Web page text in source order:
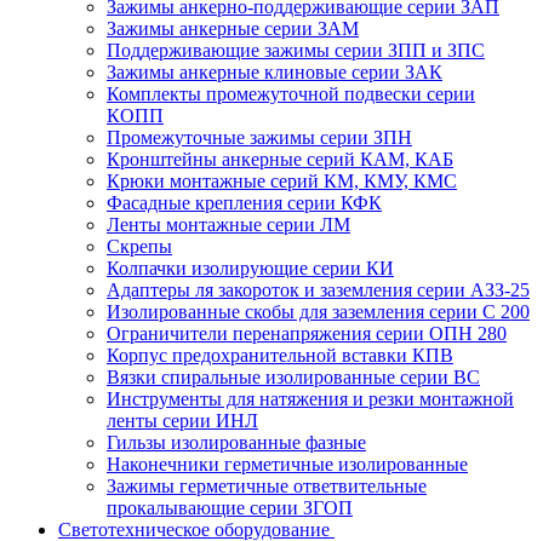
Зажимы анкерно-поддерживающие серии ЗАП
Зажимы анкерные серии ЗАМ
Поддерживающие зажимы серии ЗПП и ЗПС
Зажимы анкерные клиновые серии ЗАК
Комплекты промежуточной подвески серии
КОПП
Промежуточные зажимы серии ЗПН
Кронштейны анкерные серий КАМ, КАБ
Крюки монтажные серий КМ, КМУ, КМС
Фасадные крепления серии КФК
Ленты монтажные серии ЛМ
Скрепы
Колпачки изолирующие серии КИ
Адаптеры ля закороток и заземления серии АЗЗ-25
Изолированные скобы для заземления серии С 200
Ограничители перенапряжения серии ОПН 280
Корпус предохранительной вставки КПВ
Вязки спиральные изолированные серии ВС
Инструменты для натяжения и резки монтажной
ленты серии ИНЛ
Гильзы изолированные фазные
Наконечники герметичные изолированные
Зажимы герметичные ответвительные
прокалывающие серии ЗГОП
Светотехническое оборудование